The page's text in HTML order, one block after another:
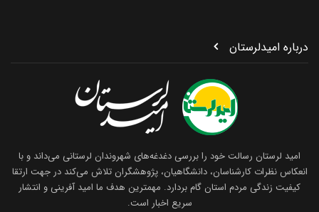
درباره امیدلرستان
امید لرستان رسالت خود را بررسی دغدغه‌های شهروندان لرستانی می‌داند و با
انعکاس نظرات کارشناسان، دانشگاهیان، پژوهشگران تلاش می‌کند در جهت ارتقا
کیفیت زندگی مردم استان گام بردارد. مهمترین هدف ما امید آفرینی و انتشار
سریع اخبار است.